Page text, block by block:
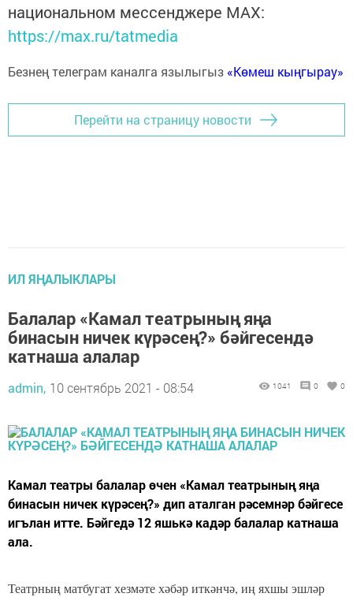
национальном мессенджере MАХ:
https://max.ru/tatmedia
Безнең телеграм каналга язылыгыз «Көмеш кыңгырау»
Перейти на страницу новости
ИЛ ЯҢАЛЫКЛАРЫ
Балалар «Камал театрының яңа
бинасын ничек күрәсең?» бәйгесендә
катнаша алалар
admin, 10 сентябрь 2021 - 08:54 1041 0 0
Камал театры балалар өчен «Камал театрының яңа
бинасын ничек күрәсең?» дип аталган рәсемнәр бәйгесе
игълан итте. Бәйгедә 12 яшькә кадәр балалар катнаша
ала.
Театрның матбугат хезмәте хәбәр иткәнчә, иң яхшы эшләр